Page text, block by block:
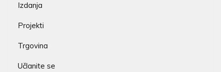
Izdanja
Projekti
Trgovina
Učlanite se